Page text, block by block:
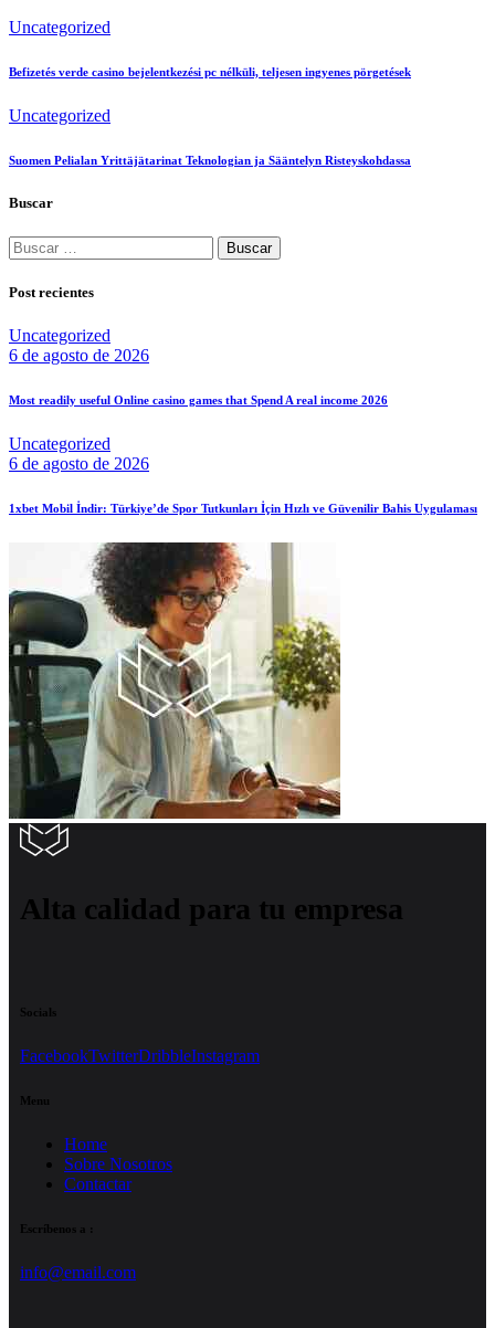
Uncategorized
Befizetés verde casino bejelentkezési pc nélküli, teljesen ingyenes pörgetések
Uncategorized
Suomen Pelialan Yrittäjätarinat Teknologian ja Sääntelyn Risteyskohdassa
Buscar
Buscar:
Post recientes
Uncategorized
6 de agosto de 2026
Most readily useful Online casino games that Spend A real income 2026
Uncategorized
6 de agosto de 2026
1xbet Mobil İndir: Türkiye’de Spor Tutkunları İçin Hızlı ve Güvenilir Bahis Uygulaması
Alta calidad para tu empresa
Socials
FacebookTwitterDribbleInstagram
Menu
Home
Sobre Nosotros
Contactar
Escríbenos a :
info@email.com